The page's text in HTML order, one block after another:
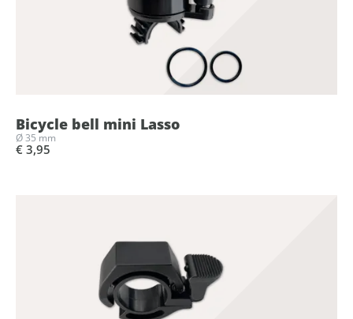
Bicycle bell mini Lasso
Ø 35 mm
€ 3,95